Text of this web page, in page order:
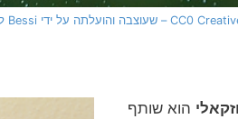
הוא שותף